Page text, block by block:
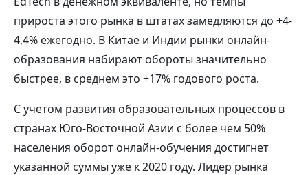
прироста этого рынка в штатах замедляются до +4-
4,4% ежегодно. В Китае и Индии рынки онлайн-
образования набирают обороты значительно
быстрее, в среднем это +17% годового роста.
С учетом развития образовательных процессов в
странах Юго-Восточной Азии с более чем 50%
населения оборот онлайн-обучения достигнет
указанной суммы уже к 2020 году. Лидер рынка